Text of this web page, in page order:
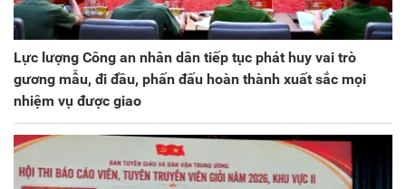
Lực lượng Công an nhân dân tiếp tục phát huy vai trò
gương mẫu, đi đầu, phấn đấu hoàn thành xuất sắc mọi
nhiệm vụ được giao